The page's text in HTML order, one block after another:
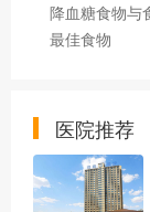
降血糖食物与
最佳食物
医院推荐